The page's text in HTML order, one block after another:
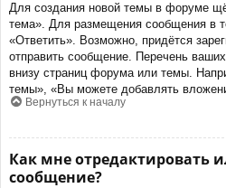
Для создания новой темы в форуме
тема». Для размещения сообщения в
«Ответить». Возможно, придётся
отправить сообщение. Перечень
внизу страниц форума или темы.
темы», «Вы можете добавлять
Вернуться к началу
Как мне отредактировать
сообщение?